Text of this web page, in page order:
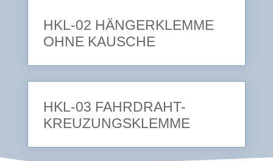
HKL-02 HÄNGERKLEMME
OHNE KAUSCHE
HKL-03 FAHRDRAHT-
KREUZUNGSKLEMME